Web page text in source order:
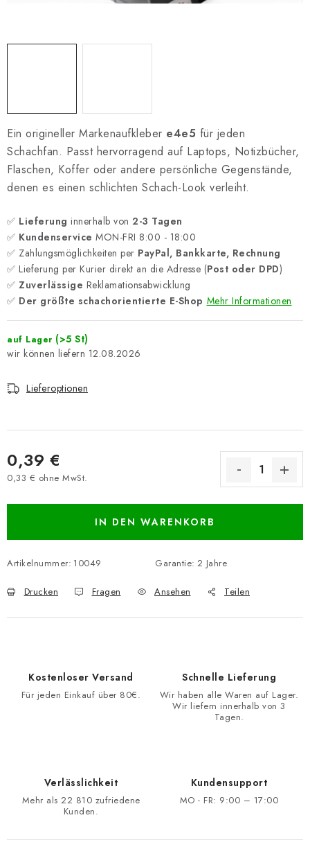
Geschäftsbedingungen
Ein origineller Markenaufkleber e4e5 für jeden
Schachfan. Passt hervorragend auf Laptops, Notizbücher,
Flaschen, Koffer oder andere persönliche Gegenstände,
denen es einen schlichten Schach-Look verleiht.
✅ Lieferung innerhalb von 2-3 Tagen
✅ Kundenservice MON-FRI 8:00 - 18:00
✅ Zahlungsmöglichkeiten per PayPal, Bankkarte, Rechnung
✅ Lieferung per Kurier direkt an die Adresse (Post oder DPD)
✅ Zuverlässige Reklamationsabwicklung
✅ Der größte schachorientierte E-Shop Mehr Informationen
auf Lager (>5 St)
12.08.2026
Lieferoptionen
0,39 €
0,33 € ohne MwSt.
IN DEN WARENKORB
Artikelnummer: 10049 Garantie: 2 Jahre
Drucken Fragen Ansehen Teilen
Kostenloser Versand
Für jeden Einkauf über 80€.
Schnelle Lieferung
Wir haben alle Waren auf Lager.
Wir liefern innerhalb von 3
Tagen.
Verlässlichkeit
Mehr als 22 810 zufriedene
Kunden.
Kundensupport
MO - FR: 9:00 – 17:00